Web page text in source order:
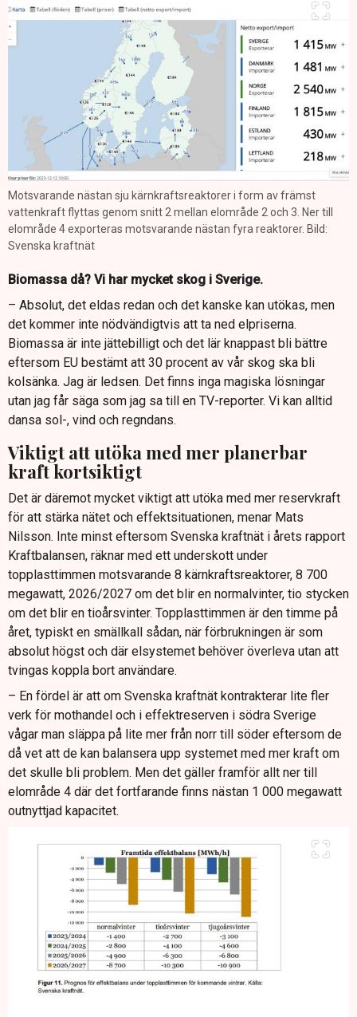
Motsvarande nästan sju kärnkraftsreaktorer i form av främst
vattenkraft flyttas genom snitt 2 mellan elområde 2 och 3. Ner till
elområde 4 exporteras motsvarande nästan fyra reaktorer. Bild:
Svenska kraftnät
Biomassa då? Vi har mycket skog i Sverige.
– Absolut, det eldas redan och det kanske kan utökas, men
det kommer inte nödvändigtvis att ta ned elpriserna.
Biomassa är inte jättebilligt och det lär knappast bli bättre
eftersom EU bestämt att 30 procent av vår skog ska bli
kolsänka. Jag är ledsen. Det finns inga magiska lösningar
utan jag får säga som jag sa till en TV-reporter. Vi kan alltid
dansa sol-, vind och regndans.
Viktigt att utöka med mer planerbar
kraft kortsiktigt
Det är däremot mycket viktigt att utöka med mer reservkraft
för att stärka nätet och effektsituationen, menar Mats
Nilsson. Inte minst eftersom Svenska kraftnät i årets rapport
Kraftbalansen, räknar med ett underskott under
topplasttimmen motsvarande 8 kärnkraftsreaktorer, 8 700
megawatt, 2026/2027 om det blir en normalvinter, tio stycken
om det blir en tioårsvinter. Topplasttimmen är den timme på
året, typiskt en smällkall sådan, när förbrukningen är som
absolut högst och där elsystemet behöver överleva utan att
tvingas koppla bort användare.
– En fördel är att om Svenska kraftnät kontrakterar lite fler
verk för mothandel och i effektreserven i södra Sverige
vågar man släppa på lite mer från norr till söder eftersom de
då vet att de kan balansera upp systemet med mer kraft om
det skulle bli problem. Men det gäller framför allt ner till
elområde 4 där det fortfarande finns nästan 1 000 megawatt
outnyttjad kapacitet.